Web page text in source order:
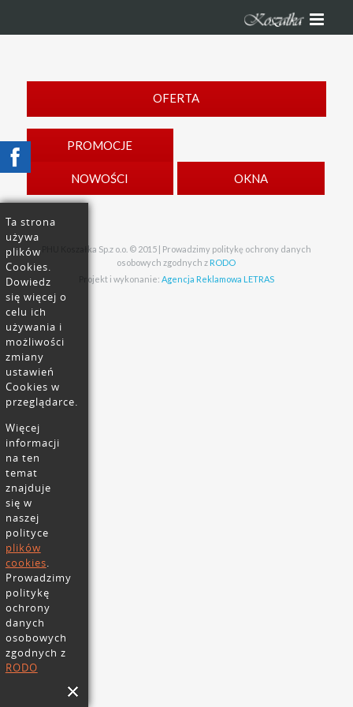
OFERTA
PROMOCJE
NOWOŚCI OKNA
PHU Koszałka Sp.z o.o. © 2015 | Prowadzimy politykę ochrony danych
osobowych zgodnych z RODO
Projekt i wykonanie: Agencja Reklamowa LETRAS
Ta strona
używa
plików
Cookies.
Dowiedz
się więcej o
celu ich
używania i
możliwości
zmiany
ustawień
Cookies w
przeglądarce.
Więcej
informacji
na ten
temat
znajduje
się w
naszej
polityce
plików
cookies.
Prowadzimy
politykę
ochrony
danych
osobowych
zgodnych z
RODO